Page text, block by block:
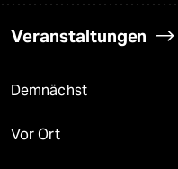
Veranstaltungen
Demnächst
Vor Ort